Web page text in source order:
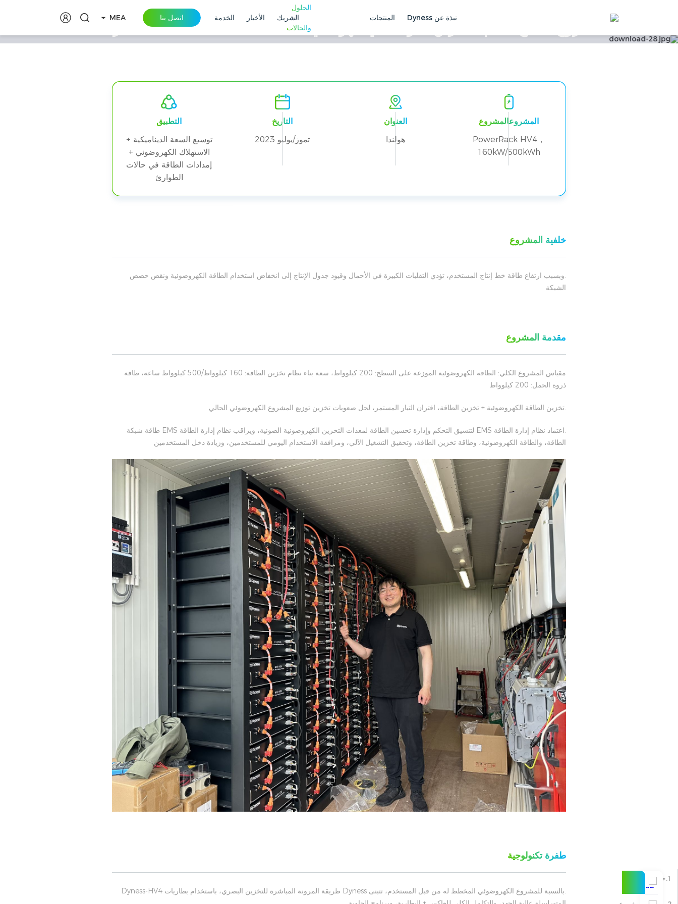
نبذة عن Dyness المنتجات
الحلول
والحالات
الشريك الأخبار الخدمة اتصل بنا MEA
مشروع مصنع نظام التخزين اللوجستي الهولندي PowerRack HV4 HV4 بقدرة 160
المشروعالمشروع
PowerRack HV4，
160kW/500kWh
العنوان
هولندا
التاريخ
تموز/يوليو 2023
التطبيق
توسيع السعة الديناميكية +
الاستهلاك الكهروضوئي +
إمدادات الطاقة في حالات
الطوارئ
خلفية المشروع
.وبسبب ارتفاع طاقة خط إنتاج المستخدم، تؤدي التقلبات الكبيرة في الأحمال وقيود جدول الإنتاج إلى انخفاض استخدام الطاقة الكهروضوئية ونقص حصص
الشبكة
مقدمة المشروع
مقياس المشروع الكلي: الطاقة الكهروضوئية الموزعة على السطح: 200 كيلوواط، سعة بناء نظام تخزين الطاقة: 160 كيلوواط/500 كيلوواط ساعة، طاقة
ذروة الحمل: 200 كيلوواط
.تخزين الطاقة الكهروضوئية + تخزين الطاقة، اقتران التيار المستمر، لحل صعوبات تخزين توزيع المشروع الكهروضوئي الحالي
.اعتماد نظام إدارة الطاقة EMS لتنسيق التحكم وإدارة تحسين الطاقة لمعدات التخزين الكهروضوئية الضوئية، ويراقب نظام إدارة الطاقة EMS طاقة شبكة
الطاقة، والطاقة الكهروضوئية، وطاقة تخزين الطاقة، وتحقيق التشغيل الآلي، ومرافقة الاستخدام اليومي للمستخدمين، وزيادة دخل المستخدمين
طفرة تكنولوجية
.بالنسبة للمشروع الكهروضوئي المخطط له من قبل المستخدم، تتبنى Dyness طريقة المرونة المباشرة للتخزين البصري، باستخدام بطاريات Dyness-HV4
1.خلفية المشروع